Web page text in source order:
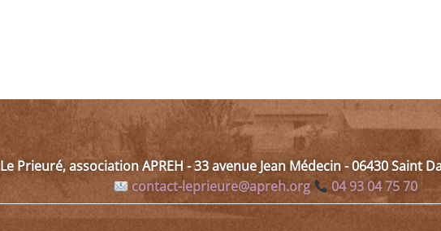
Le Prieuré, association APREH - 33 avenue Jean Médecin - 06430 Saint
contact-leprieure@apreh.org
04 93 04 75 70